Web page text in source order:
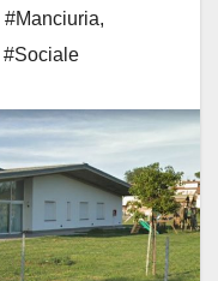
#Manciuria,
#Sociale